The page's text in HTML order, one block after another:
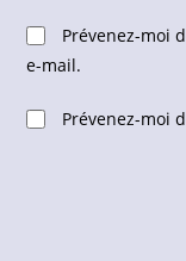
comment
de
votre
(facultatif)
Prévenez-moi
e-mail.
Prévenez-moi